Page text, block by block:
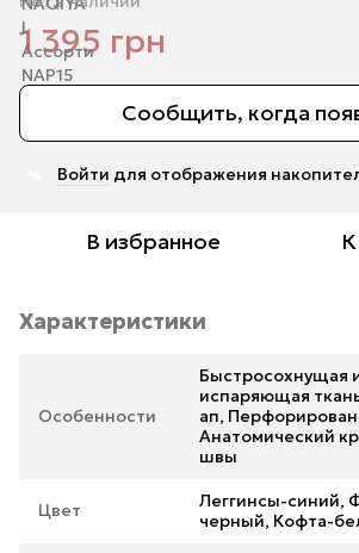
1 395 грн
Сообщить, когда
Войти для отображения
В избранное
Характеристики
Особенности
Быстросохнущая
испаряющая
ап,
Анатомический
швы
Цвет
Леггинсы-синий,
черный, Кофта-